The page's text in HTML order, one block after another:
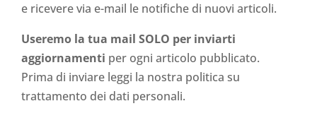
e ricevere via e-mail le notifiche di nuovi articoli.
Useremo la tua mail SOLO per inviarti
aggiornamenti per ogni articolo pubblicato.
Prima di inviare leggi la nostra politica su
trattamento dei dati personali.